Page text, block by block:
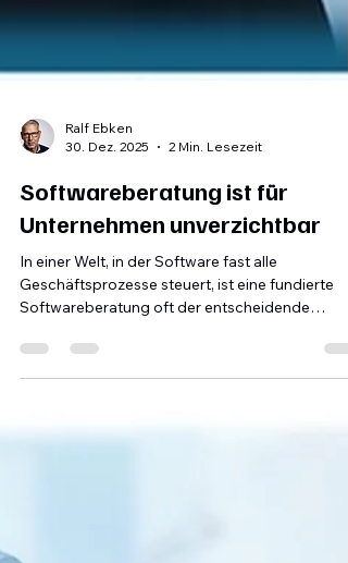
30. Dez. 2025
2 Min. Lesezeit
Softwareberatung ist für
Unternehmen unverzichtbar
In einer Welt, in der Software fast alle
Geschäftsprozesse steuert, ist eine fundierte
Softwareberatung oft der entscheidende
Kosten zu sparen.